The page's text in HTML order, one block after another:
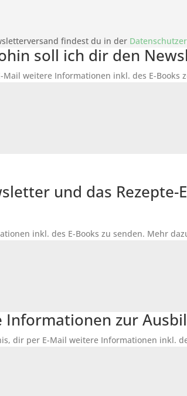
findest du in der
soll ich dir den
weitere Informationen inkl. des E-Books
und das Rezepte-
inkl. des E-Books zu senden. Mehr
zur
dir per E-Mail weitere Informationen inkl.